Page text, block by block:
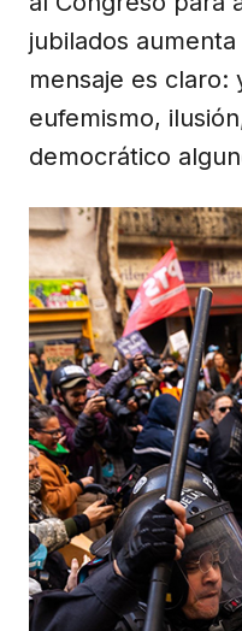
jubilados
mensaje es claro:
eufemismo,
democrático